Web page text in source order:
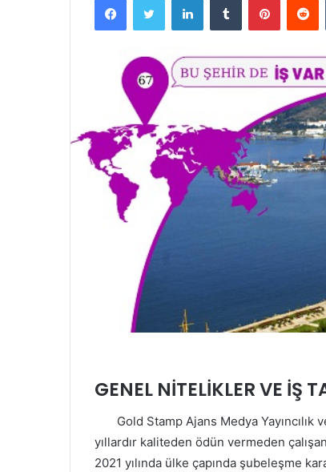
GENEL NİTELİKLER VE İŞ
Gold Stamp Ajans Medya Yayıncılık
yıllardır kaliteden ödün vermeden
2021 yılında ülke çapında şubeleşme